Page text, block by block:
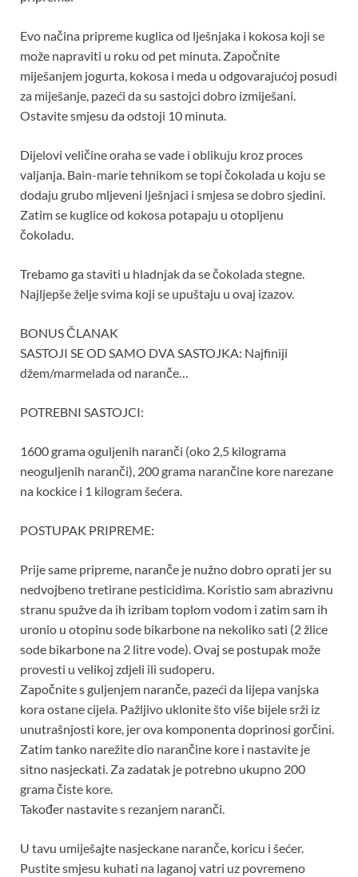
Evo načina pripreme kuglica od lješnjaka i kokosa koji se
može napraviti u roku od pet minuta. Započnite
miješanjem jogurta, kokosa i meda u odgovarajućoj posudi
za miješanje, pazeći da su sastojci dobro izmiješani.
Ostavite smjesu da odstoji 10 minuta.
Dijelovi veličine oraha se vade i oblikuju kroz proces
valjanja. Bain-marie tehnikom se topi čokolada u koju se
dodaju grubo mljeveni lješnjaci i smjesa se dobro sjedini.
Zatim se kuglice od kokosa potapaju u otopljenu
čokoladu.
Trebamo ga staviti u hladnjak da se čokolada stegne.
Najljepše želje svima koji se upuštaju u ovaj izazov.
BONUS ČLANAK
SASTOJI SE OD SAMO DVA SASTOJKA: Najfiniji
džem/marmelada od naranče…
POTREBNI SASTOJCI:
1600 grama oguljenih naranči (oko 2,5 kilograma
neoguljenih naranči), 200 grama narančine kore narezane
na kockice i 1 kilogram šećera.
POSTUPAK PRIPREME:
Prije same pripreme, naranče je nužno dobro oprati jer su
nedvojbeno tretirane pesticidima. Koristio sam abrazivnu
stranu spužve da ih izribam toplom vodom i zatim sam ih
uronio u otopinu sode bikarbone na nekoliko sati (2 žlice
sode bikarbone na 2 litre vode). Ovaj se postupak može
provesti u velikoj zdjeli ili sudoperu.
Započnite s guljenjem naranče, pazeći da lijepa vanjska
kora ostane cijela. Pažljivo uklonite što više bijele srži iz
unutrašnjosti kore, jer ova komponenta doprinosi gorčini.
Zatim tanko narežite dio narančine kore i nastavite je
sitno nasjeckati. Za zadatak je potrebno ukupno 200
grama čiste kore.
Također nastavite s rezanjem naranči.
U tavu umiješajte nasjeckane naranče, koricu i šećer.
Pustite smjesu kuhati na laganoj vatri uz povremeno